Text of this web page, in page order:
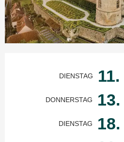
DIENSTAG 11.
DONNERSTAG 13.
DIENSTAG 18.